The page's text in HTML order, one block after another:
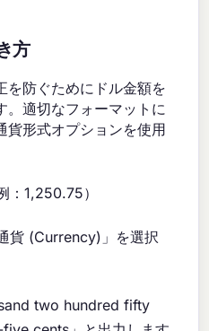
方
を防ぐためにドル金額を
。適切なフォーマットに
貨形式オプションを使用
：1,250.75）
貨 (Currency)」を選択
two hundred fifty